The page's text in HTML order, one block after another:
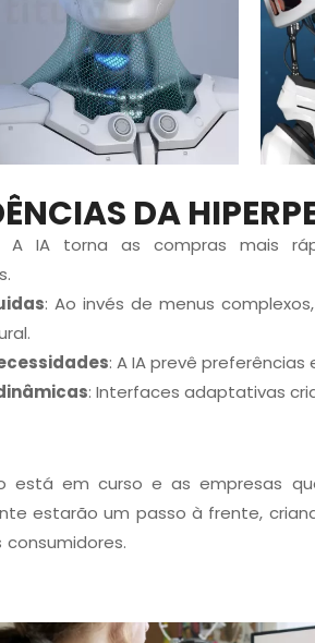
DA
A IA torna as compras mais
: Ao invés de menus
: A IA prevê
: Interfaces adaptativas
está em curso e as empresas
estarão um passo à frente,